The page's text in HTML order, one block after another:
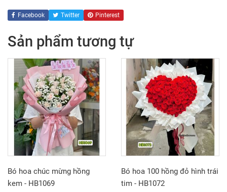
Facebook Twitter Pinterest
Sản phẩm tương tự
Bó hoa chúc mừng hồng
kem - HB1069
Bó hoa 100 hồng đỏ hình trái
tim - HB1072